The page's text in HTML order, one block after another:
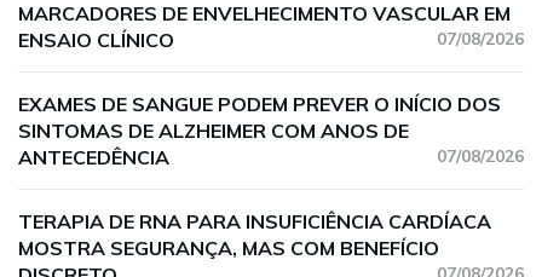
MARCADORES DE ENVELHECIMENTO VASCULAR EM
ENSAIO CLÍNICO
07/08/2026
EXAMES DE SANGUE PODEM PREVER O INÍCIO DOS
SINTOMAS DE ALZHEIMER COM ANOS DE
ANTECEDÊNCIA
07/08/2026
TERAPIA DE RNA PARA INSUFICIÊNCIA CARDÍACA
MOSTRA SEGURANÇA, MAS COM BENEFÍCIO